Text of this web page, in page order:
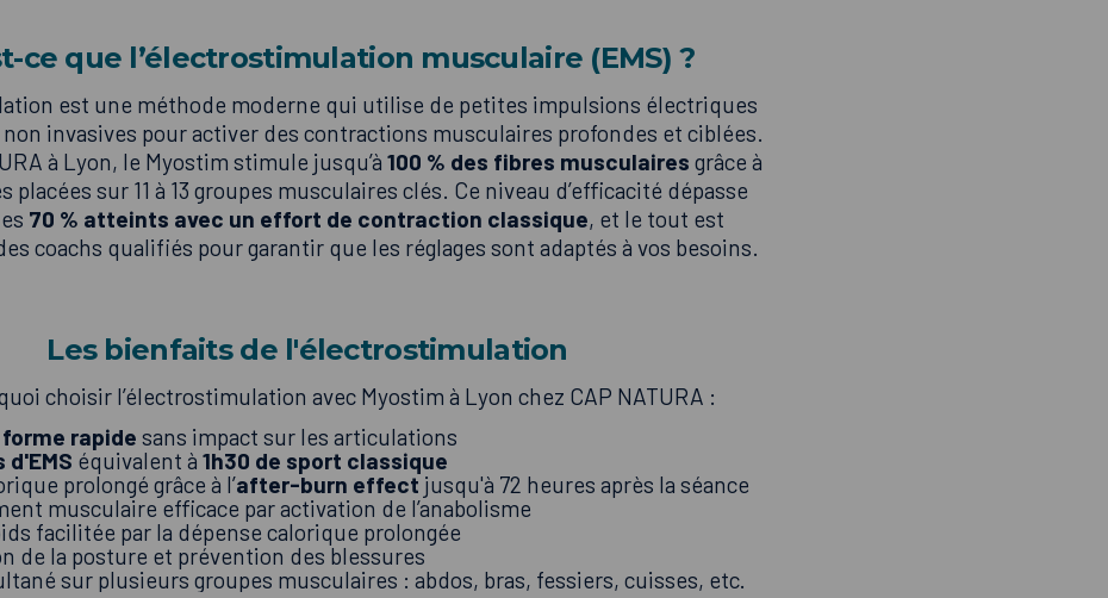
ce que l’électrostimulation musculaire (EMS) ?
est une méthode moderne qui utilise de petites impulsions électriques
invasives pour activer des contractions musculaires profondes et ciblées.
à Lyon, le Myostim stimule jusqu’à 100 % des fibres musculaires grâce à
placées sur 11 à 13 groupes musculaires clés. Ce niveau d’efficacité dépasse
70 % atteints avec un effort de contraction classique, et le tout est
coachs qualifiés pour garantir que les réglages sont adaptés à vos besoins.
Les bienfaits de l'électrostimulation
choisir l’électrostimulation avec Myostim à Lyon chez CAP NATURA :
rapide sans impact sur les articulations
équivalent à 1h30 de sport classique
prolongé grâce à l’after-burn effect jusqu'à 72 heures après la séance
musculaire efficace par activation de l’anabolisme
facilitée par la dépense calorique prolongée
de la posture et prévention des blessures
sur plusieurs groupes musculaires : abdos, bras, fessiers, cuisses, etc.